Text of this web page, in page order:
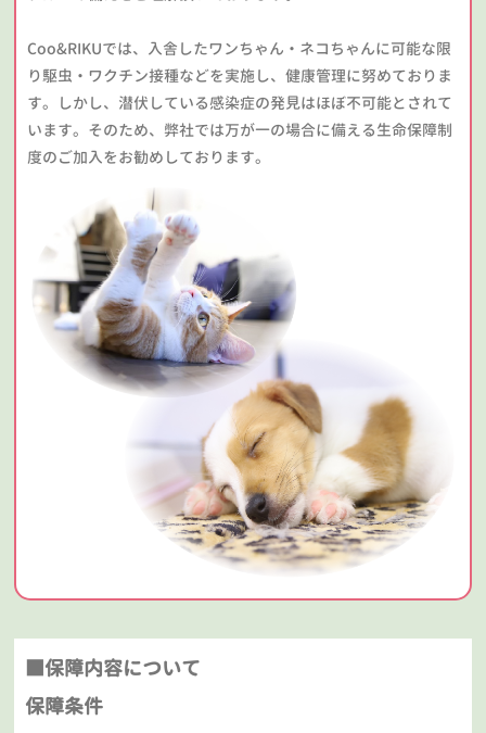
Coo&RIKUでは、入舎したワンちゃん・ネコちゃんに可能な限
り駆虫・ワクチン接種などを実施し、健康管理に努めておりま
す。しかし、潜伏している感染症の発見はほぼ不可能とされて
います。そのため、弊社では万が一の場合に備える生命保障制
度のご加入をお勧めしております。
■保障内容について
保障条件